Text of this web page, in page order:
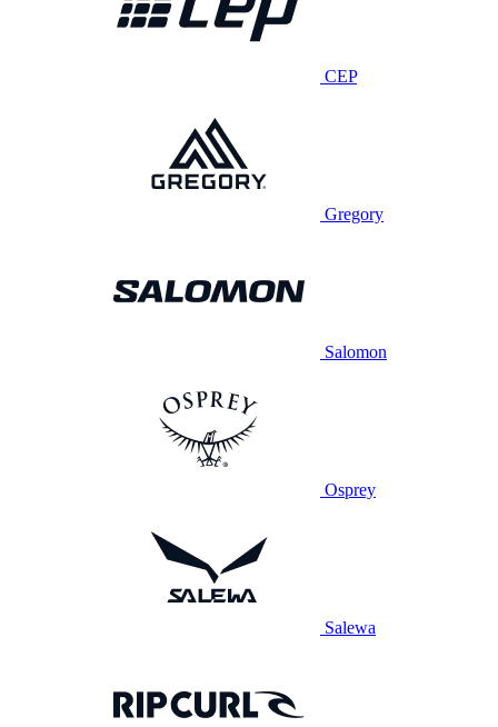
CEP
Gregory
Salomon
Osprey
Salewa